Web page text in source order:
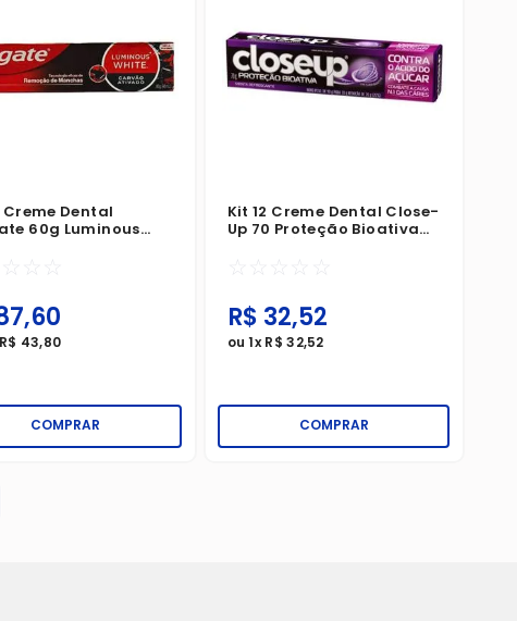
Creme Dental
60g Luminous
☆ ☆ ☆
,60
R$ 43,80
COMPRAR
Kit 12 Creme Dental Close-
Up 70 Proteção Bioativa
☆ ☆ ☆ ☆ ☆
R$ 32,52
ou1xR$ 32,52
COMPRAR